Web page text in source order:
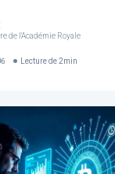
de l'Académie Royale
Lecture de 2min